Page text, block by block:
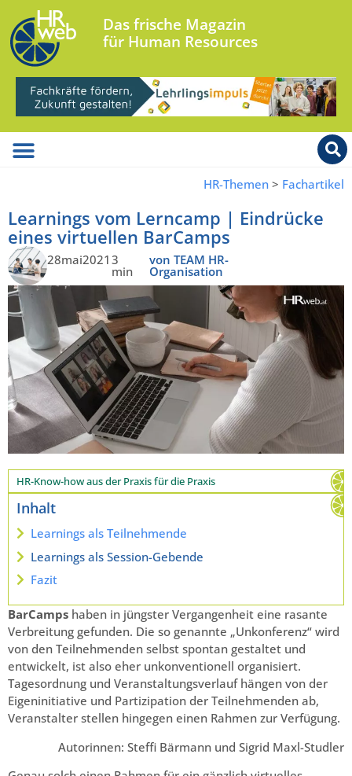
Das frische Magazin
für Human Resources
HR-Themen > Fachartikel
Learnings vom Lerncamp | Eindrücke
eines virtuellen BarCamps
28mai2021 3
min
von TEAM HR-
Organisation
HR-Know-how aus der Praxis für die Praxis
Inhalt
Learnings als Teilnehmende
Learnings als Session-Gebende
Fazit
BarCamps haben in jüngster Vergangenheit eine rasante
Verbreitung gefunden. Die so genannte „Unkonferenz“ wird
von den Teilnehmenden selbst spontan gestaltet und
entwickelt, ist also eher unkonventionell organisiert.
Tagesordnung und Veranstaltungsverlauf hängen von der
Eigeninitiative und Partizipation der Teilnehmenden ab,
Veranstalter stellen hingegen einen Rahmen zur Verfügung.
Autorinnen: Steffi Bärmann und Sigrid Maxl-Studler